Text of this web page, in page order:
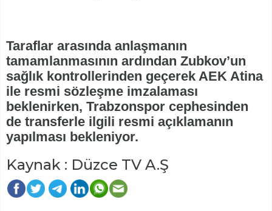
Taraflar arasında anlaşmanın
tamamlanmasının ardından Zubkov’un
sağlık kontrollerinden geçerek AEK Atina
ile resmi sözleşme imzalaması
beklenirken, Trabzonspor cephesinden
de transferle ilgili resmi açıklamanın
yapılması bekleniyor.
Kaynak : Düzce TV A.Ş